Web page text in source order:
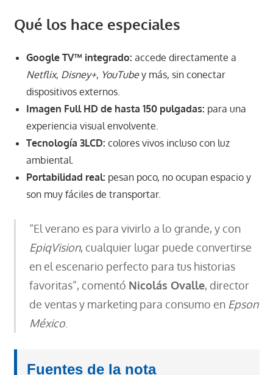
Qué los hace especiales
Google TV™ integrado: accede directamente a
Netflix, Disney+, YouTubey más, sin conectar
dispositivos externos.
Imagen Full HD de hasta 150 pulgadas: para una
experiencia visual envolvente.
Tecnología 3LCD: colores vivos incluso con luz
ambiental.
Portabilidad real: pesan poco, no ocupan espacio y
son muy fáciles de transportar.
“El verano es para vivirlo a lo grande, y con
EpiqVision, cualquier lugar puede convertirse
en el escenario perfecto para tus historias
favoritas”, comentó Nicolás Ovalle, director
de ventas y marketing para consumo en Epson
México
Fuentes de la nota